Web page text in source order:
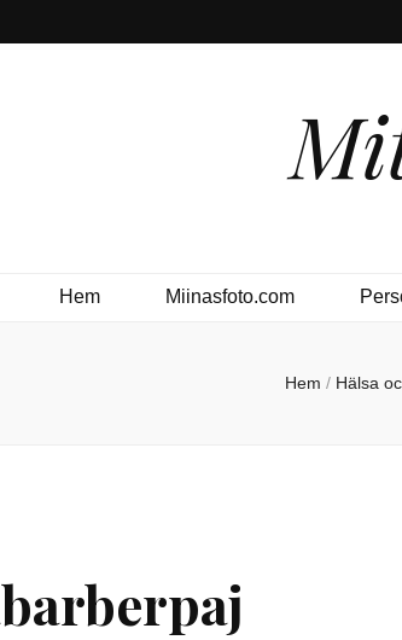
Hem Miinasfoto.com
Hem / Hälsa